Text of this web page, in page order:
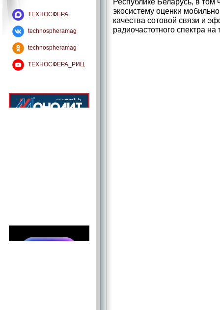
ТЕХНОСФЕРА
technospheramag
technospheramag
ТЕХНОСФЕРА_РИЦ
экосистему оценки
качества сотовой связи и
радиочастотного спектра